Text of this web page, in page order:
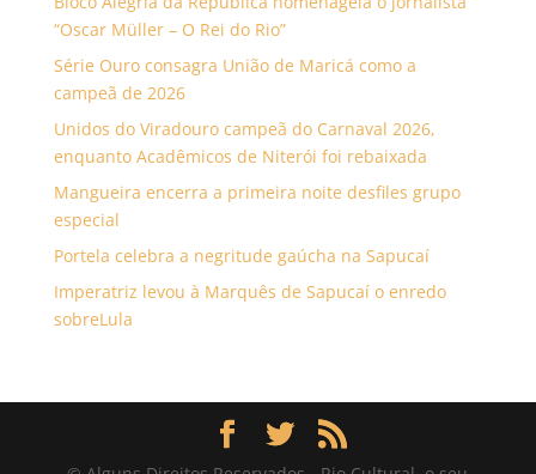
“Oscar Müller – O Rei do Rio”
Série Ouro consagra União de Maricá como a
campeã de 2026
Unidos do Viradouro campeã do Carnaval 2026,
enquanto Acadêmicos de Niterói foi rebaixada
Mangueira encerra a primeira noite desfiles grupo
especial
Portela celebra a negritude gaúcha na Sapucaí
Imperatriz levou à Marquês de Sapucaí o enredo
sobreLula